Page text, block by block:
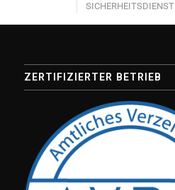
SICHERHEITSDIENST
ZERTIFIZIERTER BETRIEB